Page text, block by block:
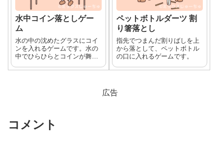
水中コイン落としゲー
ム
水の中の沈めたグラスにコイ
ンを入れるゲームです。水の
中でひらひらとコインが舞い
ペットボトルダーツ 割
り箸落とし
指先でつまんだ割りばしを上
から落として、ペットボトル
の口に入れるゲームです。
広告
コメント